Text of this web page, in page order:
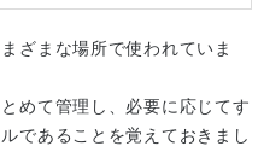
ざまな場所で使われていま
めて管理し、必要に応じてす
であることを覚えておきまし